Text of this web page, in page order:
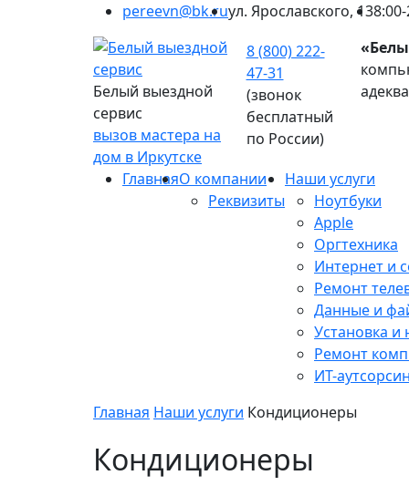
pereevn@bk.ruул. Ярославского, 13
Белый выездной
сервис
вызов мастера на
дом в Иркутске
8 (800) 222-
47-31
(звонок
бесплатный
по России)
ГлавнаяО компании
Реквизиты
Наши услуги
Ноутбуки
Apple
Оргтехника
Интернет и
Ремонт
Данные и
Установка и
Ремонт
ИТ-
Главная Наши услуги Кондиционеры
Кондиционеры